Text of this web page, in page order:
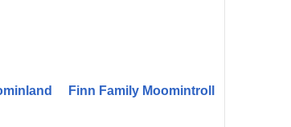
Finn Family Moomintroll